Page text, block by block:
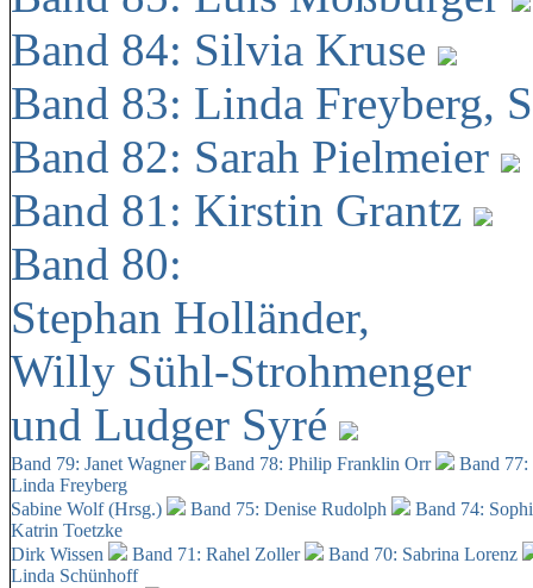
Band 84: Silvia Kruse
Band 83: Linda Freyberg,
Band 82: Sarah Pielmeier
Band 81: Kirstin Grantz
Band 80:
Stephan Holländer,
Willy Sühl-Strohmenger
und Ludger Syré
Band 79: Janet Wagner Band 78: Philip Franklin Orr
Band
Linda Freyberg
Sabine Wolf (Hrsg.)
Band 75: Denise Rudolph
Band 74:
Katrin Toetzke
Dirk Wissen
Band 71: Rahel Zoller
Band 70: Sabrina Lorenz
Linda Schünhoff